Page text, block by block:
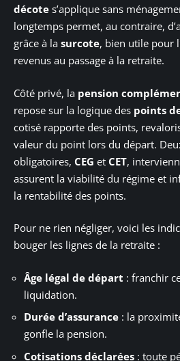
décote s’applique sans
longtemps permet, au contraire,
grâce à la surcote, bien utile pour
revenus au passage à la retraite.
Côté privé, la pension
repose sur la logique des points
cotisé rapporte des points,
valeur du point lors du départ.
obligatoires, CEG et CET,
assurent la viabilité du régime et
la rentabilité des points.
Pour ne rien négliger, voici les
bouger les lignes de la retraite :
Âge légal de départ : franchir
liquidation.
Durée d’assurance : la
gonfle la pension.
Cotisations déclarées : toute